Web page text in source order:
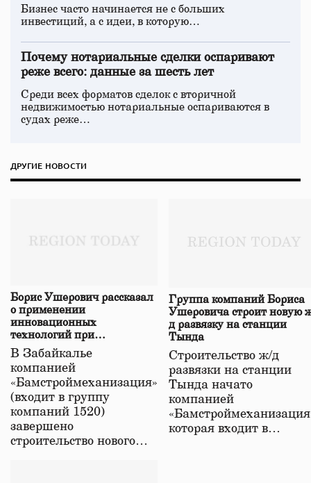
Бизнес часто начинается не с больших
инвестиций, а с идеи, в которую…
Почему нотариальные сделки оспаривают
реже всего: данные за шесть лет
Среди всех форматов сделок с вторичной
недвижимостью нотариальные оспариваются в
судах реже…
ДРУГИЕ НОВОСТИ
Борис Ушерович рассказал
о применении
инновационных
технологий при
строительстве нового моста
в Забайкалье
В Забайкалье
компанией
«Бамстроймеханизация»
(входит в группу
компаний 1520)
завершено
строительство нового…
Группа компаний Бориса
Ушеровича строит новую
д развязку на станции
Тында
Строительство ж/д
развязки на станции
Тында начато
компанией
которая входит в…